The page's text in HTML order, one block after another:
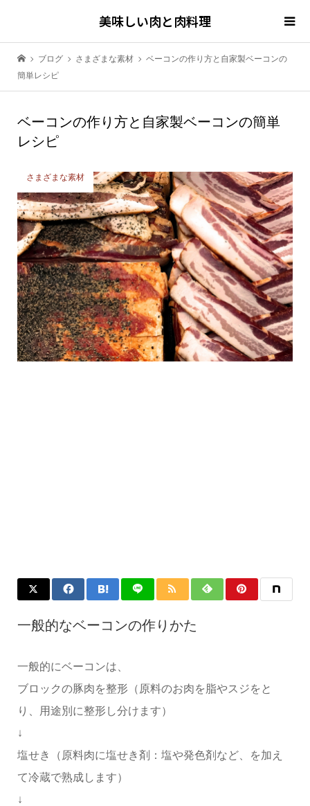
美味しい肉と肉料理
ブログ さまざまな素材
ベーコンの作り方と自家製ベーコンの
簡単レシピ
ベーコンの作り方と自家製ベーコンの簡単
レシピ
さまざまな素材
一般的なベーコンの作りかた
一般的にベーコンは、
ブロックの豚肉を整形（原料のお肉を脂やスジをと
り、用途別に整形し分けます）
↓
塩せき（原料肉に塩せき剤：塩や発色剤など、を加え
て冷蔵で熟成します）
↓